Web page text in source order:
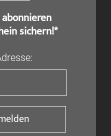
sichern!*